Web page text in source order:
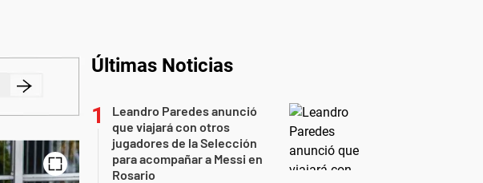
Últimas Noticias
Leandro Paredes anunció
que viajará con otros
jugadores de la Selección
para acompañar a Messi en
Rosario